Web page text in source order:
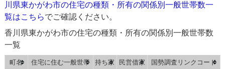
川県東かがわ市の住宅の種類・所有の関係別一般世帯数一
覧はこちらでご確認ください。
香川県東かがわ市の住宅の種類・所有の関係別一般世帯数
一覧
町名 住宅に住む一般世帯 持ち家 民営借家
国勢調査リンクコード